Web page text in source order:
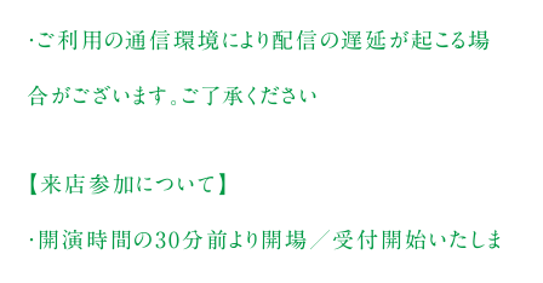
・ご利用の通信環境により配信の遅延が起こる場
合がございます。ご了承ください
【来店参加について】
・開演時間の30分前より開場／受付開始いたしま